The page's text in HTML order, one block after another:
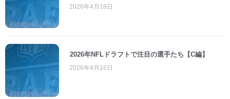
2026年4月18日
2026年NFLドラフトで注目の選手たち【C編】
2026年4月16日